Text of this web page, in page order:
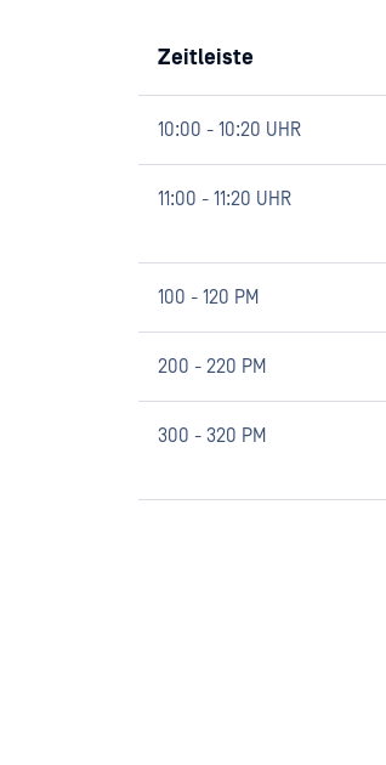
Zeitleiste
10:00 - 10:20 UHR
11:00 - 11:20 UHR
100 - 120 PM
200 - 220 PM
300 - 320 PM